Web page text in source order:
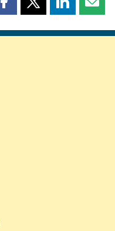
Partager
page
Partager
page
Partager
page page